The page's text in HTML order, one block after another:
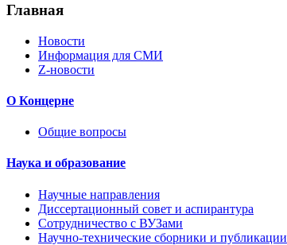
Главная
Новости
Информация для СМИ
Z-новости
О Концерне
Общие вопросы
Наука и образование
Научные направления
Диссертационный совет и аспирантура
Сотрудничество с ВУЗами
Научно-технические сборники и публикации